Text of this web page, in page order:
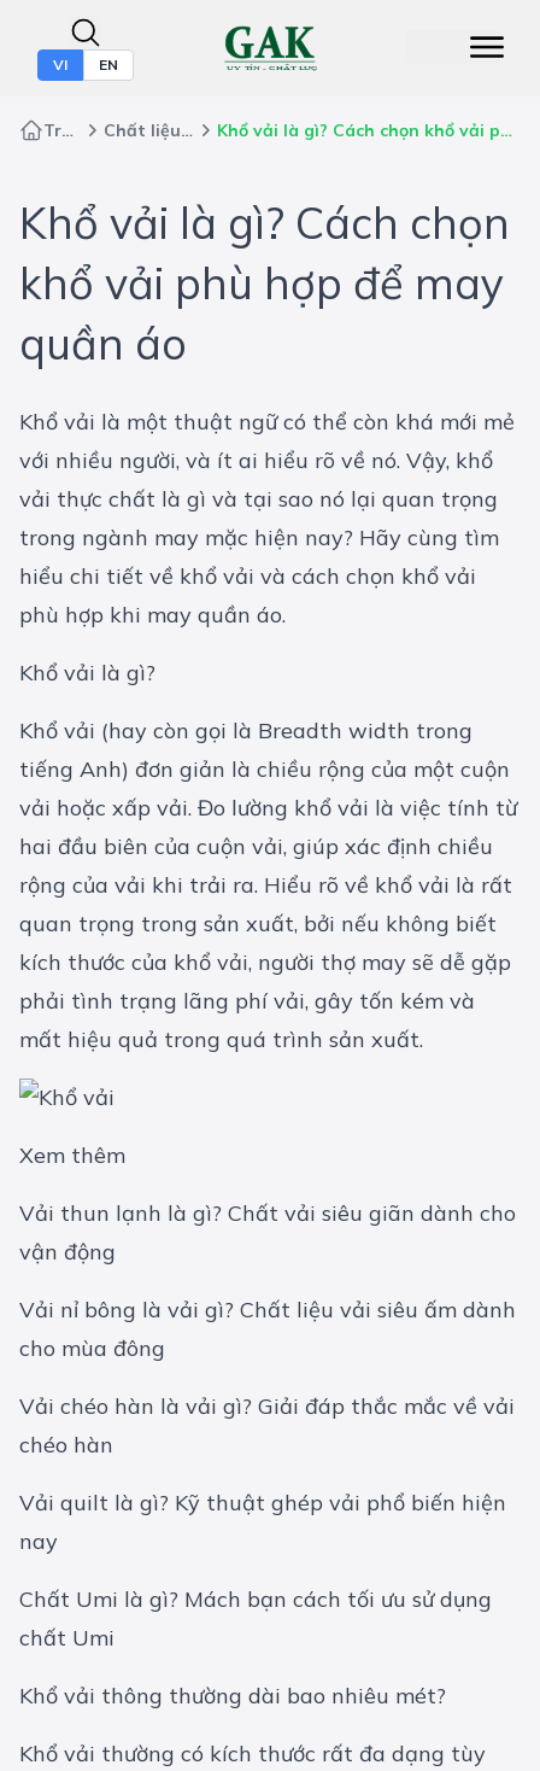
VI EN
Trang chủ Chất liệu may mặc Khổ vải là gì? Cách chọn khổ vải phù hợp để may quần áo
Khổ vải là gì? Cách chọn
khổ vải phù hợp để may
quần áo
Khổ vải là một thuật ngữ có thể còn khá mới mẻ
với nhiều người, và ít ai hiểu rõ về nó. Vậy, khổ
vải thực chất là gì và tại sao nó lại quan trọng
trong ngành may mặc hiện nay? Hãy cùng tìm
hiểu chi tiết về khổ vải và cách chọn khổ vải
phù hợp khi may quần áo.
Khổ vải là gì?
Khổ vải (hay còn gọi là Breadth width trong
tiếng Anh) đơn giản là chiều rộng của một cuộn
vải hoặc xấp vải. Đo lường khổ vải là việc tính từ
hai đầu biên của cuộn vải, giúp xác định chiều
rộng của vải khi trải ra. Hiểu rõ về khổ vải là rất
quan trọng trong sản xuất, bởi nếu không biết
kích thước của khổ vải, người thợ may sẽ dễ gặp
phải tình trạng lãng phí vải, gây tốn kém và
mất hiệu quả trong quá trình sản xuất.
Xem thêm
Vải thun lạnh là gì? Chất vải siêu giãn dành cho
vận động
Vải nỉ bông là vải gì? Chất liệu vải siêu ấm dành
cho mùa đông
Vải chéo hàn là vải gì? Giải đáp thắc mắc về vải
chéo hàn
Vải quilt là gì? Kỹ thuật ghép vải phổ biến hiện
nay
Chất Umi là gì? Mách bạn cách tối ưu sử dụng
chất Umi
Khổ vải thông thường dài bao nhiêu mét?
Khổ vải thường có kích thước rất đa dạng tùy